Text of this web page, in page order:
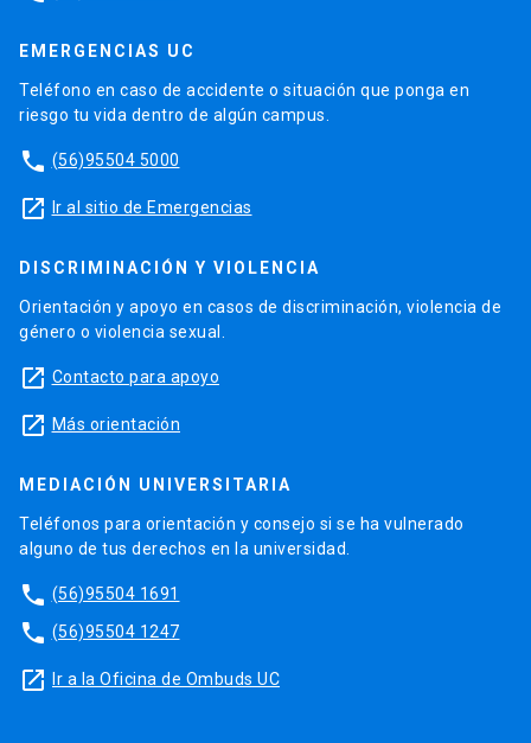
EMERGENCIAS UC
Teléfono en caso de accidente o situación que ponga en
riesgo tu vida dentro de algún campus.
phone (56)95504 5000
launch Ir al sitio de Emergencias
DISCRIMINACIÓN Y VIOLENCIA
Orientación y apoyo en casos de discriminación, violencia de
género o violencia sexual.
launch Contacto para apoyo
launch Más orientación
MEDIACIÓN UNIVERSITARIA
Teléfonos para orientación y consejo si se ha vulnerado
alguno de tus derechos en la universidad.
phone (56)95504 1691
phone (56)95504 1247
launch Ir a la Oficina de Ombuds UC